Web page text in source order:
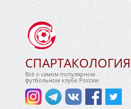
СПАРТАКОЛОГИЯ
Всё о самом популярном
футбольном клубе России